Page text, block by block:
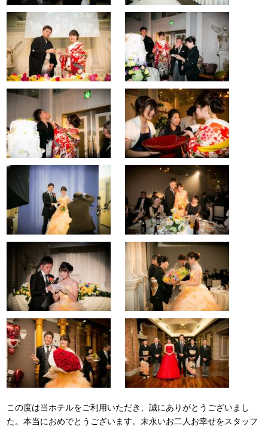
この度は当ホテルをご利用いただき、誠にありがとうございまし
た。本当におめでとうございます。末永いお二人お幸せをスタッフ